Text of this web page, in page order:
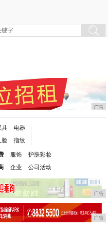
广告
具
脸
电器
指纹
服饰
企业
护肤彩妆
公司活动
广告
广告